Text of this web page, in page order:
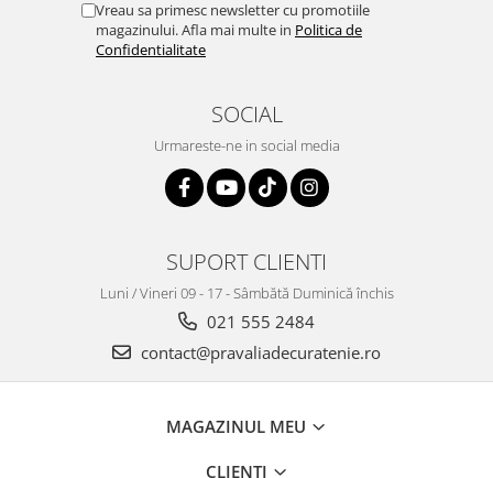
Vreau sa primesc newsletter cu promotiile
magazinului. Afla mai multe in Politica de
Confidentialitate
SOCIAL
Urmareste-ne in social media
SUPORT CLIENTI
Luni / Vineri 09 - 17 - Sâmbătă Duminică închis
021 555 2484
contact@pravaliadecuratenie.ro
MAGAZINUL MEU
CLIENTI